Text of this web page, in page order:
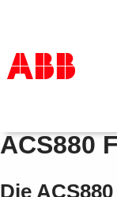
Produkte und
Über uns
ACS880
Die